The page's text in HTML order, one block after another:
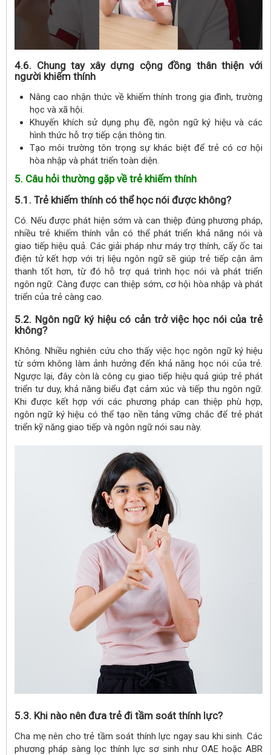
4.6. Chung tay xây dựng cộng đồng thân thiện với
người khiếm thính
Nâng cao nhận thức về khiếm thính trong gia đình, trường
học và xã hội.
Khuyến khích sử dụng phụ đề, ngôn ngữ ký hiệu và các
hình thức hỗ trợ tiếp cận thông tin.
Tạo môi trường tôn trọng sự khác biệt để trẻ có cơ hội
hòa nhập và phát triển toàn diện.
5. Câu hỏi thường gặp về trẻ khiếm thính
5.1. Trẻ khiếm thính có thể học nói được không?
Có. Nếu được phát hiện sớm và can thiệp đúng phương pháp,
nhiều trẻ khiếm thính vẫn có thể phát triển khả năng nói và
giao tiếp hiệu quả. Các giải pháp như máy trợ thính, cấy ốc tai
điện tử kết hợp với trị liệu ngôn ngữ sẽ giúp trẻ tiếp cận âm
thanh tốt hơn, từ đó hỗ trợ quá trình học nói và phát triển
ngôn ngữ. Càng được can thiệp sớm, cơ hội hòa nhập và phát
triển của trẻ càng cao.
5.2. Ngôn ngữ ký hiệu có cản trở việc học nói của trẻ
không?
Không. Nhiều nghiên cứu cho thấy việc học ngôn ngữ ký hiệu
từ sớm không làm ảnh hưởng đến khả năng học nói của trẻ.
Ngược lại, đây còn là công cụ giao tiếp hiệu quả giúp trẻ phát
triển tư duy, khả năng biểu đạt cảm xúc và tiếp thu ngôn ngữ.
Khi được kết hợp với các phương pháp can thiệp phù hợp,
ngôn ngữ ký hiệu có thể tạo nền tảng vững chắc để trẻ phát
triển kỹ năng giao tiếp và ngôn ngữ nói sau này.
5.3. Khi nào nên đưa trẻ đi tầm soát thính lực?
Cha mẹ nên cho trẻ tầm soát thính lực ngay sau khi sinh. Các
phương pháp sàng lọc thính lực sơ sinh như OAE hoặc ABR